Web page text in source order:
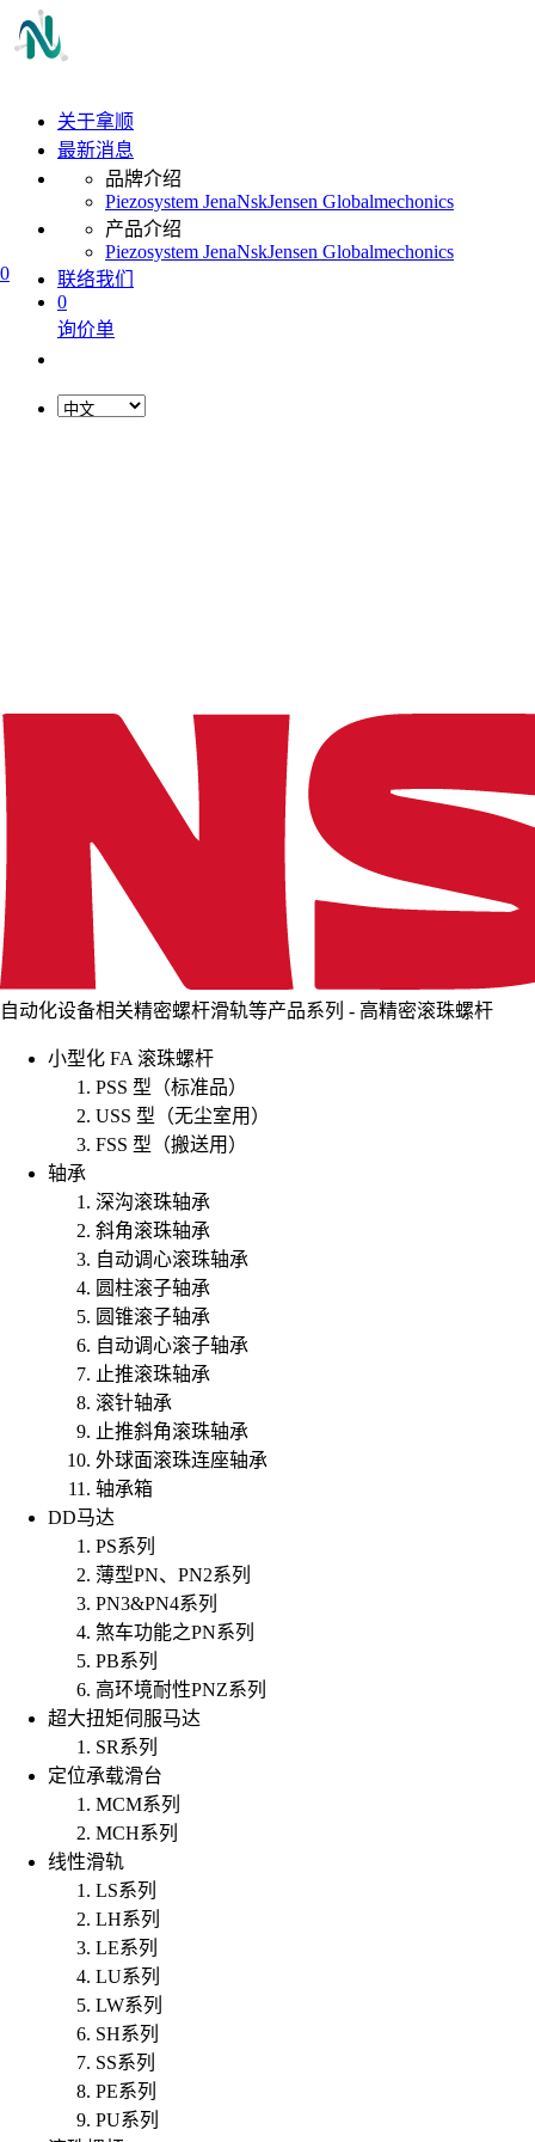
0
关于拿顺
最新消息
品牌介绍
Piezosystem JenaNskJensen Globalmechonics
产品介绍
Piezosystem JenaNskJensen Globalmechonics
联络我们
0
询价单
自动化设备相关精密螺杆滑轨等产品系列 - 高精密滚珠螺杆
小型化 FA 滚珠螺杆
PSS 型（标准品）
USS 型（无尘室用）
FSS 型（搬送用）
轴承
深沟滚珠轴承
斜角滚珠轴承
自动调心滚珠轴承
圆柱滚子轴承
圆锥滚子轴承
自动调心滚子轴承
止推滚珠轴承
滚针轴承
止推斜角滚珠轴承
外球面滚珠连座轴承
轴承箱
DD马达
PS系列
薄型PN、PN2系列
PN3&PN4系列
煞车功能之PN系列
PB系列
高环境耐性PNZ系列
超大扭矩伺服马达
SR系列
定位承载滑台
MCM系列
MCH系列
线性滑轨
LS系列
LH系列
LE系列
LU系列
LW系列
SH系列
SS系列
PE系列
PU系列